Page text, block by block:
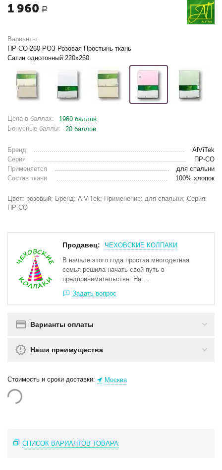
1 960 Р
Варианты:
ПР-СО-260-РОЗ Розовая Простынь ткань
Сатин однотонный 220х260
Цена в баллах:
1960 баллов
Бонусные баллы:
20 баллов
Бренд
AlViTek
Серия
ПР-СО
Применяется
для спальни
Состав ткани
100% хлопок
Цвет: розовый; Бренд: AlViTek; Применение: для спальни; Серия:
ПР-СО
Продавец:
ЧЕХОВСКИЕ КОЛПАКИ
В начале этого года простая многодетная
семья решила начать свой путь в
предпринимательстве. На ...
Задать вопрос
Варианты оплаты
Наши преимущества
Стоимость и сроки доставки: Москва
СПИСОК ВАРИАНТОВ ТОВАРА